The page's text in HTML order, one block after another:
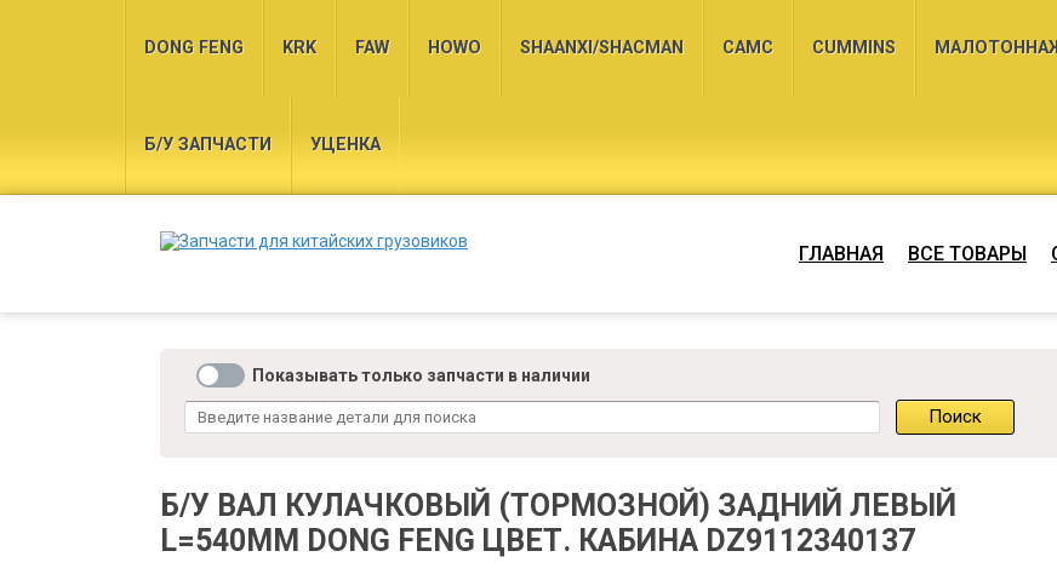
DONG FENG KRK FAW HOWO SHAANXI/SHACMAN CAMC CUMMINS
Б/У ЗАПЧАСТИ УЦЕНКА
ГЛАВНАЯ ВСЕ ТОВАРЫ
Показывать только запчасти в наличии
Б/У ВАЛ КУЛАЧКОВЫЙ (ТОРМОЗНОЙ) ЗАДНИЙ ЛЕВЫЙ
L=540MM DONG FENG ЦВЕТ. КАБИНА DZ9112340137